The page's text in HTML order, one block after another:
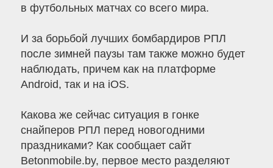
в футбольных матчах со всего мира.
И за борьбой лучших бомбардиров РПЛ
после зимней паузы там также можно будет
наблюдать, причем как на платформе
Android, так и на iOS.
Какова же сейчас ситуация в гонке
снайперов РПЛ перед новогодними
праздниками? Как сообщает сайт
Betonmobile.by, первое место разделяют